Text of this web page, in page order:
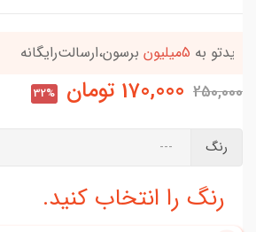
این کالا رو میتونی4 قسطه
250,000
170,000 تومان 32%
رنگ
رنگ را انتخاب کنید.